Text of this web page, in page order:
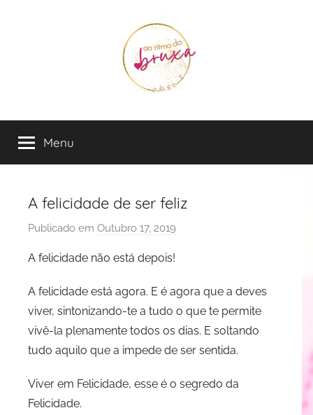
Judite
B
Rezende
the
Flow
Menu
A felicidade de ser feliz
Publicado em Outubro 17, 2019
u
d
t
R
A felicidade não está depois!
A felicidade está agora. E é agora que a deves
viver, sintonizando-te a tudo o que te permite
vivê-la plenamente todos os dias. E soltando
tudo aquilo que a impede de ser sentida.
Viver em Felicidade, esse é o segredo da
Felicidade.